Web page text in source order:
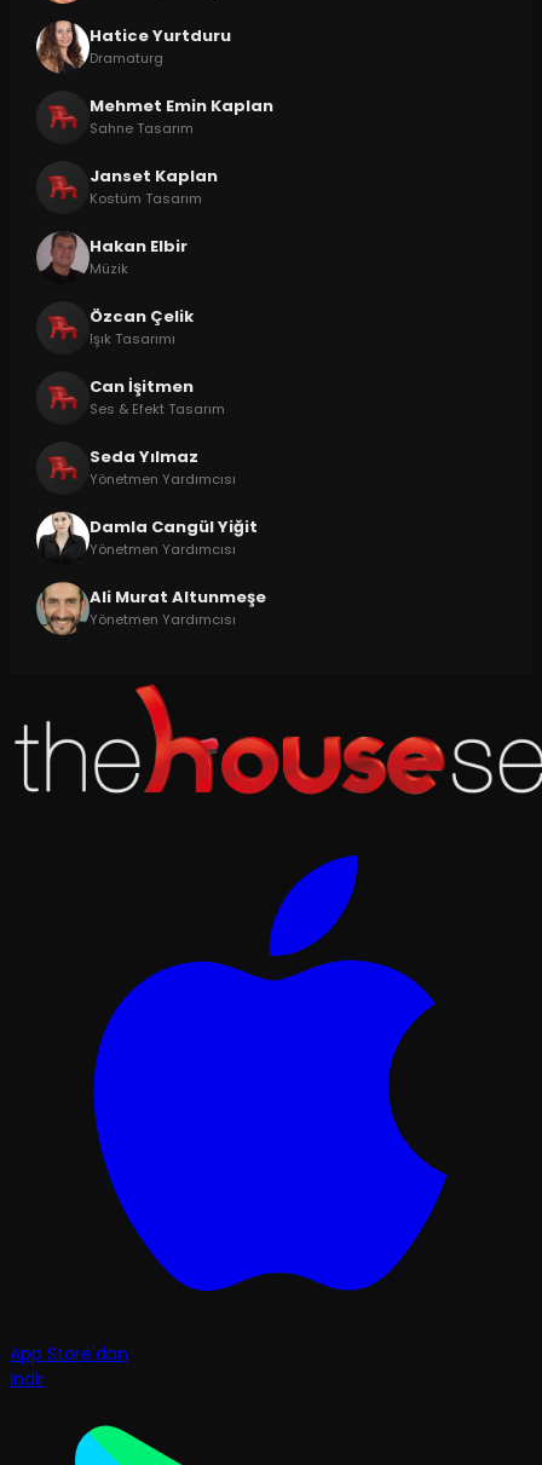
Hatice Yurtduru
Dramaturg
Mehmet Emin Kaplan
Sahne Tasarım
Janset Kaplan
Kostüm Tasarım
Hakan Elbir
Müzik
Özcan Çelik
Işık Tasarımı
Can İşitmen
Ses & Efekt Tasarım
Seda Yılmaz
Yönetmen Yardımcısı
Damla Cangül Yiğit
Yönetmen Yardımcısı
Ali Murat Altunmeşe
Yönetmen Yardımcısı
App Store'dan
İndir